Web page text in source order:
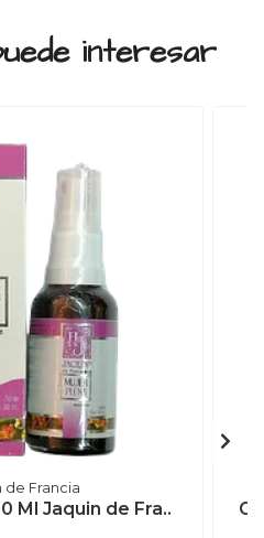
interesar
de Francia
Ml Jaquin de Fra..